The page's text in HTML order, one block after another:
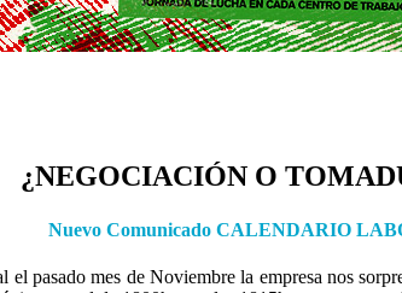
¿NEGOCIACIÓN O
Nuevo Comunicado CALENDARIO
pasado mes de Noviembre la empresa nos